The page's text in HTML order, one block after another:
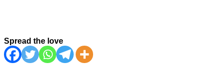
Spread the love